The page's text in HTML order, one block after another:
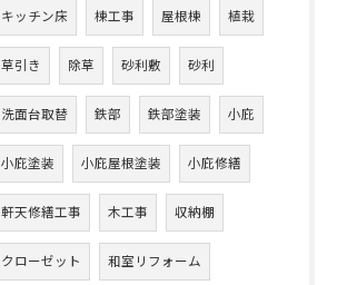
キッチン床 棟工事 屋根棟 植栽
草引き 除草 砂利敷 砂利
洗面台取替 鉄部 鉄部塗装 小庇
小庇塗装 小庇屋根塗装 小庇修繕
軒天修繕工事 木工事 収納棚
クローゼット 和室リフォーム